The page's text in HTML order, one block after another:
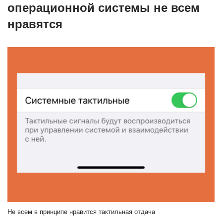
операционной системы не всем
нравятся
Не всем в принципе нравится тактильная отдача